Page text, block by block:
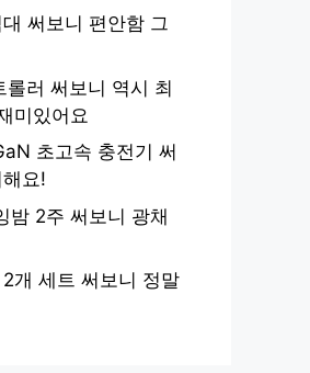
써보니 편안함 그
러 써보니 역시 최
미있어요
초고속 충전기 써
요!
밤 2주 써보니 광채
개 세트 써보니 정말